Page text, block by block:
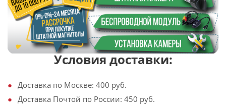
Условия доставки:
Доставка по Москве: 400 руб.
Доставка Почтой по России: 450 руб.